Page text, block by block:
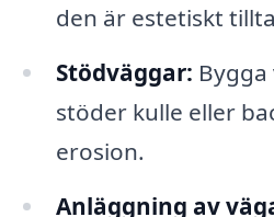
den är estetiskt
Stödväggar:
stöder kulle eller
erosion.
Anläggning av